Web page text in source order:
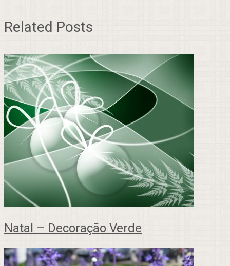
Related Posts
Natal – Decoração Verde